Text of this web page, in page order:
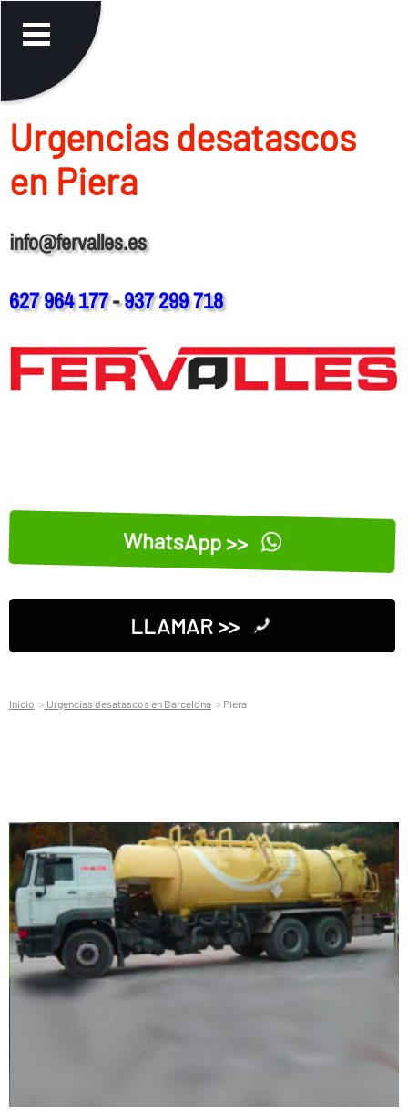
Urgencias desatascos
en Piera
info@fervalles.es
627 964 177-937 299 718
WhatsApp >>
LLAMAR >>
Inicio Urgencias desatascos en Barcelona Piera